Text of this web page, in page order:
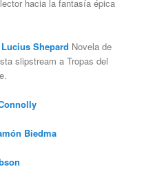
hacia la fantasía épica
Shepard Novela de
slipstream a Tropas del
Biedma